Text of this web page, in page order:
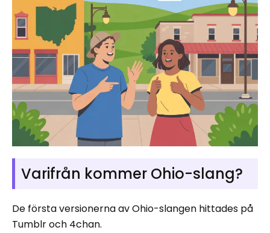
Varifrån kommer Ohio-slang?
De första versionerna av Ohio-slangen hittades på
Tumblr och 4chan.